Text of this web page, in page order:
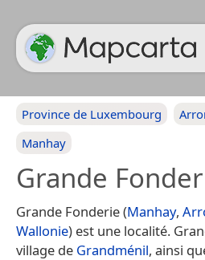
Province de Luxembourg
Manhay
Grande
Grande Fonderie (Manhay,
Wallonie) est une localité.
village de Grandménil, ainsi